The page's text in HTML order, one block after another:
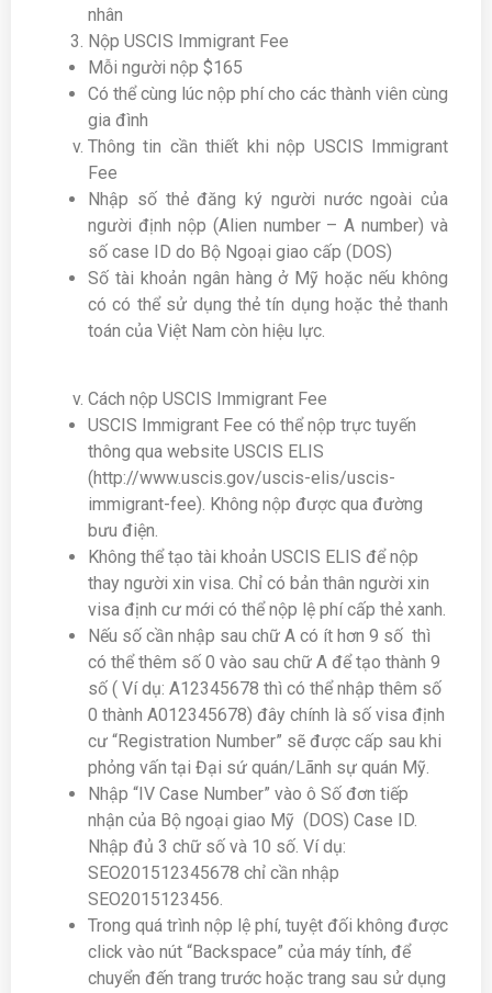
nhân
Nộp USCIS Immigrant Fee
Mỗi người nộp $165
Có thể cùng lúc nộp phí cho các thành viên cùng
gia đình
Thông tin cần thiết khi nộp USCIS Immigrant
Fee
Nhập số thẻ đăng ký người nước ngoài của
người định nộp (Alien number – A number) và
số case ID do Bộ Ngoại giao cấp (DOS)
Số tài khoản ngân hàng ở Mỹ hoặc nếu không
có có thể sử dụng thẻ tín dụng hoặc thẻ thanh
toán của Việt Nam còn hiệu lực.
Cách nộp USCIS Immigrant Fee
USCIS Immigrant Fee có thể nộp trực tuyến
thông qua website USCIS ELIS
(http://www.uscis.gov/uscis-elis/uscis-
immigrant-fee). Không nộp được qua đường
bưu điện.
Không thể tạo tài khoản USCIS ELIS để nộp
thay người xin visa. Chỉ có bản thân người xin
visa định cư mới có thể nộp lệ phí cấp thẻ xanh.
Nếu số cần nhập sau chữ A có ít hơn 9 số thì
có thể thêm số 0 vào sau chữ A để tạo thành 9
số ( Ví dụ: A12345678 thì có thể nhập thêm số
0 thành A012345678) đây chính là số visa định
cư “Registration Number” sẽ được cấp sau khi
phỏng vấn tại Đại sứ quán/Lãnh sự quán Mỹ.
Nhập “IV Case Number” vào ô Số đơn tiếp
nhận của Bộ ngoại giao Mỹ (DOS) Case ID.
Nhập đủ 3 chữ số và 10 số. Ví dụ:
SEO201512345678 chỉ cần nhập
SEO2015123456.
Trong quá trình nộp lệ phí, tuyệt đối không được
click vào nút “Backspace” của máy tính, để
chuyển đến trang trước hoặc trang sau sử dụng